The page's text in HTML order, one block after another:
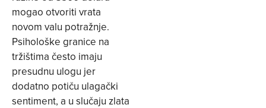
mogao otvoriti vrata
novom valu potražnje.
Psihološke granice na
tržištima često imaju
presudnu ulogu jer
dodatno potiču ulagački
sentiment, a u slučaju zlata